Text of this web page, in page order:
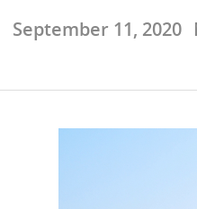
September 11, 2020